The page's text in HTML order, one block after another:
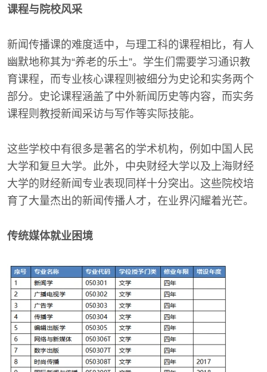
课程与院校风采
新闻传播课的难度适中，与理工科的课程相比，有人
幽默地称其为“养老的乐土”。学生们需要学习通识教
育课程，而专业核心课程则被细分为史论和实务两个
部分。史论课程涵盖了中外新闻历史等内容，而实务
课程则教授新闻采访与写作等实际技能。
这些学校中有很多是著名的学术机构，例如中国人民
大学和复旦大学。此外，中央财经大学以及上海财经
大学的财经新闻专业表现同样十分突出。这些院校培
育了大量杰出的新闻传播人才，在业界闪耀着光芒。
传统媒体就业困境